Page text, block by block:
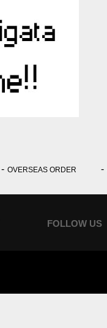
OVERSEAS ORDER
FOLLOW US